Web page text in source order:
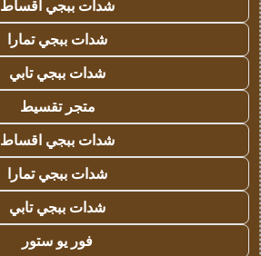
شدات ببجي اقساط
شدات ببجي تمارا
شدات ببجي تابي
متجر تقسيط
شدات ببجي اقساط
شدات ببجي تمارا
شدات ببجي تابي
فور يو ستور